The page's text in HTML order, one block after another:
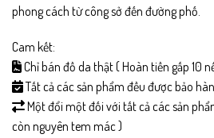
phong cách từ công sở đến đường phố.
Cam kết:
Chỉ bán đồ da thật ( Hoàn tiền gấp 10
Tất cả các sản phẩm đều được bảo
Một đổi một đối với tất cả các sản
còn nguyên tem mác )